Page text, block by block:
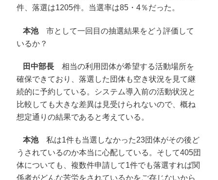
件、落選は1205件。当選率は85・4％だった。
本池市として一回目の抽選結果をどう評価して
いるか？
田中部長 相当の利用団体が希望する活動場所を
確保できており、落選した団体も空き状況を見て継
続的に予約している。システム導入前の活動状況と
比較しても大きな差異は見受けられないので、概ね
想定通りの結果であると考えている。
本池私は1件も当選しなかった23団体がその後ど
うされているのか本当に心配している。そして405団
体についても、複数件申請して1件でも落選すれば関
係者がどんな苦労をされているかをご存じないから